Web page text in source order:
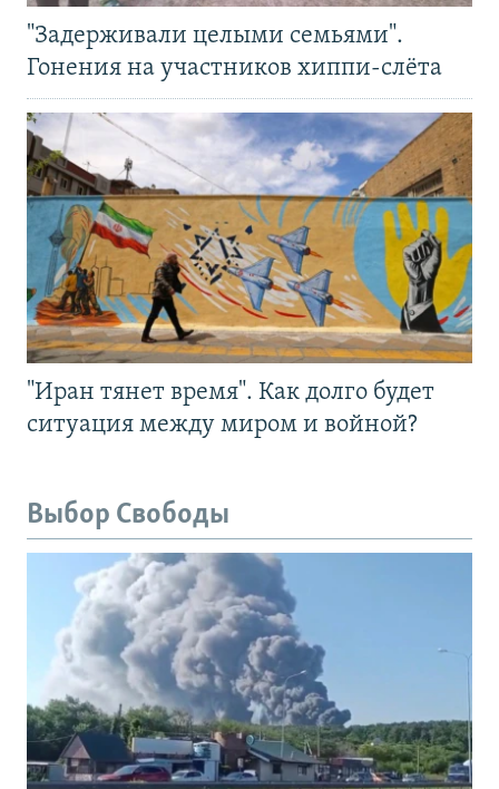
"Задерживали целыми семьями".
Гонения на участников хиппи-слёта
"Иран тянет время". Как долго будет
ситуация между миром и войной?
Выбор Свободы